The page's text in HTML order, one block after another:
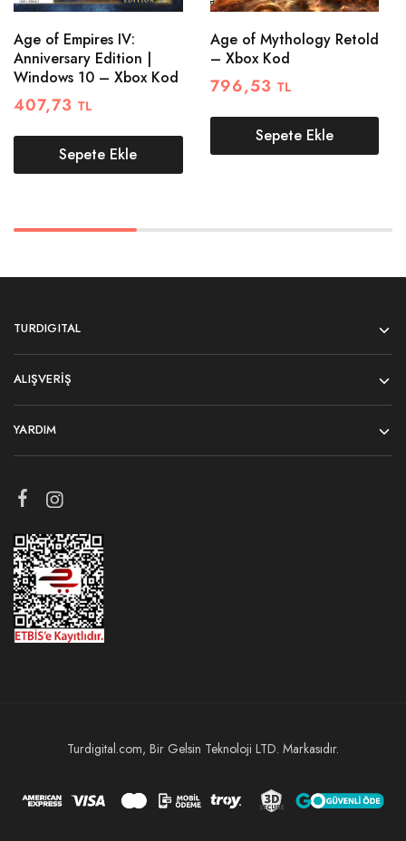
Age of Empires IV:
Anniversary Edition |
Windows 10 – Xbox Kod
407,73 TL
Sepete Ekle
Age of Mythology Retold
– Xbox Kod
796,53 TL
Sepete Ekle
TURDIGITAL
ALIŞVERIŞ
YARDIM
Turdigital.com, Bir Gelsin Teknoloji LTD. Markasıdır.